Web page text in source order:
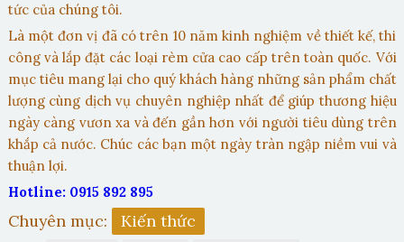
tức của chúng tôi.
Là một đơn vị đã có trên 10 năm kinh nghiệm về thiết kế, thi
công và lắp đặt các loại rèm cửa cao cấp trên toàn quốc. Với
mục tiêu mang lại cho quý khách hàng những sản phẩm chất
lượng cùng dịch vụ chuyên nghiệp nhất để giúp thương hiệu
ngày càng vươn xa và đến gần hơn với người tiêu dùng trên
khắp cả nước. Chúc các bạn một ngày tràn ngập niềm vui và
thuận lợi.
Hotline: 0915 892 895
Chuyên mục:
Kiến thức